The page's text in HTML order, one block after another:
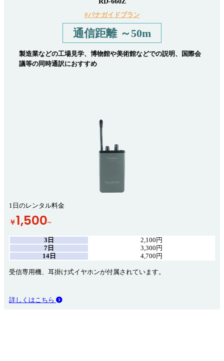
#パナガイドプラン
通信距離 ～50m
製造業などの工場見学、博物館や美術館などでの説明、国際会
議等の同時通訳におすすめ
1日のレンタル料金
￥1,500~
3日
2,100円
7日
3,300円
14日
4,700円
受信専用機、耳掛け式イヤホンが付属されています。
詳しくはこちら
レンタル料金一覧はこちら